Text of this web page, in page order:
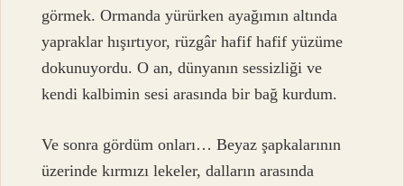
görmek. Ormanda yürürken ayağımın altında
yapraklar hışırtıyor, rüzgâr hafif hafif yüzüme
dokunuyordu. O an, dünyanın sessizliği ve
kendi kalbimin sesi arasında bir bağ kurdum.
Ve sonra gördüm onları… Beyaz şapkalarının
üzerinde kırmızı lekeler, dalların arasında